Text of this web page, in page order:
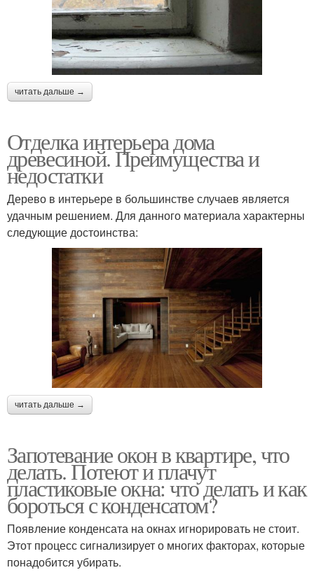
читать дальше →
Отделка интерьера дома
древесиной. Преимущества и
недостатки
Дерево в интерьере в большинстве случаев является
удачным решением. Для данного материала характерны
следующие достоинства:
читать дальше →
Запотевание окон в квартире, что
делать. Потеют и плачут
пластиковые окна: что делать и как
бороться с конденсатом?
Появление конденсата на окнах игнорировать не стоит.
Этот процесс сигнализирует о многих факторах, которые
понадобится убирать.